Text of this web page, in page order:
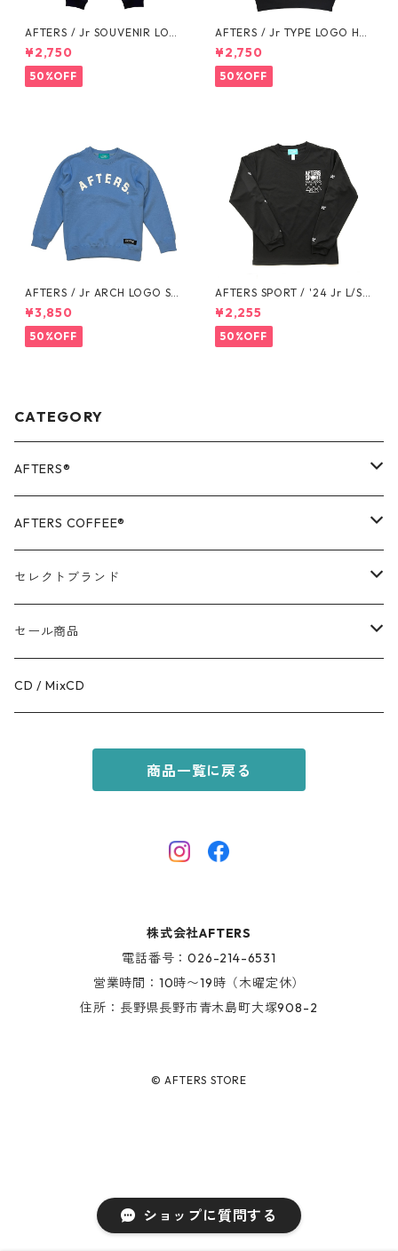
ショップに質問する
AFTERS / Jr SOUVENIR LOG
O SWEAT PANTS
¥2,750
50%OFF
AFTERS / Jr TYPE LOGO HO
ODIE
¥2,750
50%OFF
AFTERS / Jr ARCH LOGO SW
EAT
¥3,850
50%OFF
AFTERS SPORT / '24 Jr L/S T
EE
¥2,255
50%OFF
CATEGORY
AFTERS®️
OUTER
TOPS
BOTTOMS
GOODS
AFTERS SPORT
AFTERS COFFEE®️
APPALEL / GOODS
COFFEE
セレクトブランド
MR.OLIVE
RACAL
セール商品
OUTER
CD / MixCD
商品一覧に戻る
株式会社AFTERS
電話番号：026-214-6531
営業時間：10時〜19時（木曜定休）
住所：長野県長野市青木島町大塚908-2
© AFTERS STORE